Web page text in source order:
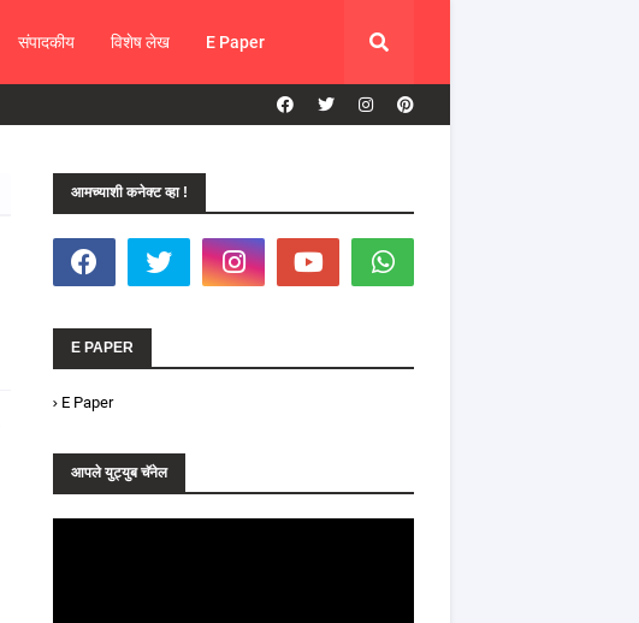
संपादकीय विशेष लेख E Paper
आमच्याशी कनेक्ट व्हा !
E PAPER
E Paper
आपले युट्युब चॅनेल